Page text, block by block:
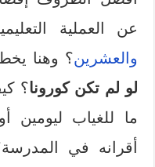
عن العملية
والعشرين؟ وهنا
لو لم تكن كورونا؟
ما للغياب ليومين
أقرانه في